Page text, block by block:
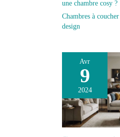
une chambre cosy ?
Chambres à
design
Avr
9
2024